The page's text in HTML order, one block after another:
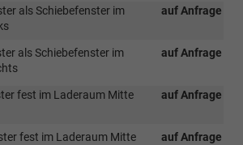
auf Anfrage
als Schiebefenster im
auf Anfrage
als Schiebefenster im
auf Anfrage
fest im Laderaum Mitte
auf Anfrage
fest im Laderaum Mitte